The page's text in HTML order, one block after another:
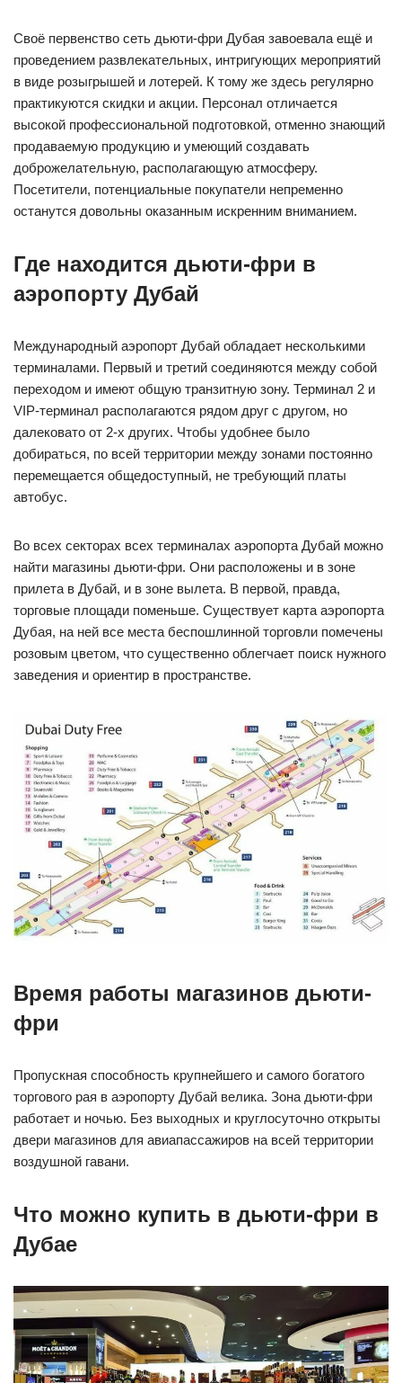
Своё первенство сеть дьюти-фри Дубая завоевала ещё и
проведением развлекательных, интригующих мероприятий
в виде розыгрышей и лотерей. К тому же здесь регулярно
практикуются скидки и акции. Персонал отличается
высокой профессиональной подготовкой, отменно знающий
продаваемую продукцию и умеющий создавать
доброжелательную, располагающую атмосферу.
Посетители, потенциальные покупатели непременно
останутся довольны оказанным искренним вниманием.
Где находится дьюти-фри в
аэропорту Дубай
Международный аэропорт Дубай обладает несколькими
терминалами. Первый и третий соединяются между собой
переходом и имеют общую транзитную зону. Терминал 2 и
VIP-терминал располагаются рядом друг с другом, но
далековато от 2-х других. Чтобы удобнее было
добираться, по всей территории между зонами постоянно
перемещается общедоступный, не требующий платы
автобус.
Во всех секторах всех терминалах аэропорта Дубай можно
найти магазины дьюти-фри. Они расположены и в зоне
прилета в Дубай, и в зоне вылета. В первой, правда,
торговые площади поменьше. Существует карта аэропорта
Дубая, на ней все места беспошлинной торговли помечены
розовым цветом, что существенно облегчает поиск нужного
заведения и ориентир в пространстве.
Время работы магазинов дьюти-
фри
Пропускная способность крупнейшего и самого богатого
торгового рая в аэропорту Дубай велика. Зона дьюти-фри
работает и ночью. Без выходных и круглосуточно открыты
двери магазинов для авиапассажиров на всей территории
воздушной гавани.
Что можно купить в дьюти-фри в
Дубае